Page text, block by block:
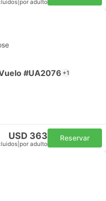
por adulto
#UA2076 +1
USD 363
por adulto
Reservar